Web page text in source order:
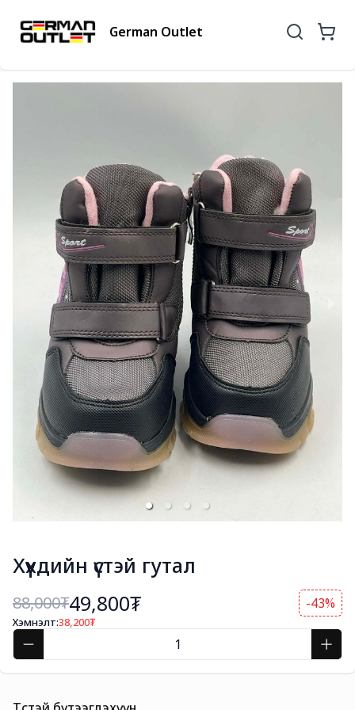
German Outlet
Хүүхдийн үстэй гутал
88,000₮49,800₮ -43%
Хэмнэлт:38,200₮